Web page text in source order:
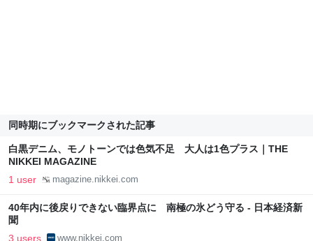
同時期にブックマークされた記事
白黒デニム、モノトーンでは色気不足 大人は1色プラス｜THE
NIKKEI MAGAZINE
1 user magazine.nikkei.com
40年内に後戻りできない臨界点に 南極の氷どう守る - 日本経済新
聞
3 users www.nikkei.com